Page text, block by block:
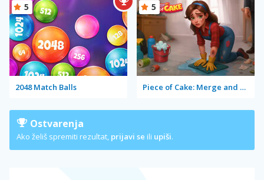
2048 Match Balls
5
Piece of Cake: Merge and Bake
5
Ostvarenja
Ako želiš spremiti rezultat, prijavi se ili upiši.